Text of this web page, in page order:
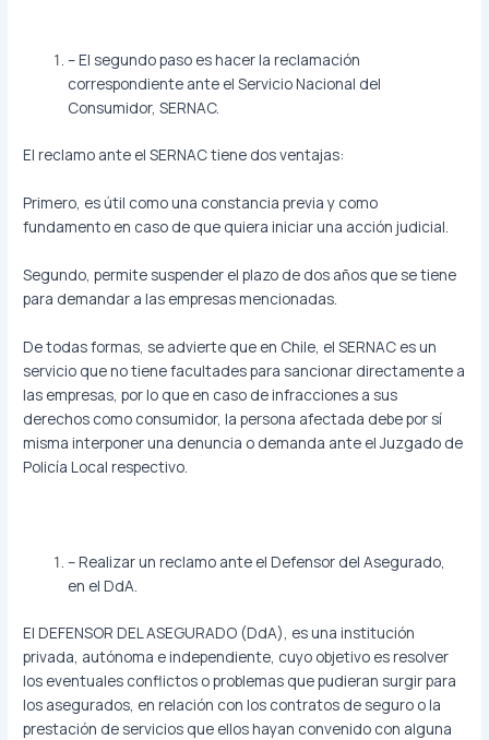
– El segundo paso es hacer la reclamación
correspondiente ante el Servicio Nacional del
Consumidor, SERNAC.
El reclamo ante el SERNAC tiene dos ventajas:
Primero, es útil como una constancia previa y como
fundamento en caso de que quiera iniciar una acción judicial.
Segundo, permite suspender el plazo de dos años que se tiene
para demandar a las empresas mencionadas.
De todas formas, se advierte que en Chile, el SERNAC es un
servicio que no tiene facultades para sancionar directamente a
las empresas, por lo que en caso de infracciones a sus
derechos como consumidor, la persona afectada debe por sí
misma interponer una denuncia o demanda ante el Juzgado de
Policía Local respectivo.
– Realizar un reclamo ante el Defensor del Asegurado,
en el DdA.
El DEFENSOR DEL ASEGURADO (DdA), es una institución
privada, autónoma e independiente, cuyo objetivo es resolver
los eventuales conflictos o problemas que pudieran surgir para
los asegurados, en relación con los contratos de seguro o la
prestación de servicios que ellos hayan convenido con alguna